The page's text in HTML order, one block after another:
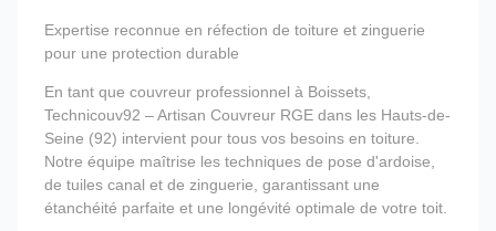
Expertise reconnue en réfection de toiture et zinguerie
pour une protection durable
En tant que couvreur professionnel à Boissets,
Technicouv92 – Artisan Couvreur RGE dans les Hauts-de-
Seine (92) intervient pour tous vos besoins en toiture.
Notre équipe maîtrise les techniques de pose d'ardoise,
de tuiles canal et de zinguerie, garantissant une
étanchéité parfaite et une longévité optimale de votre toit.